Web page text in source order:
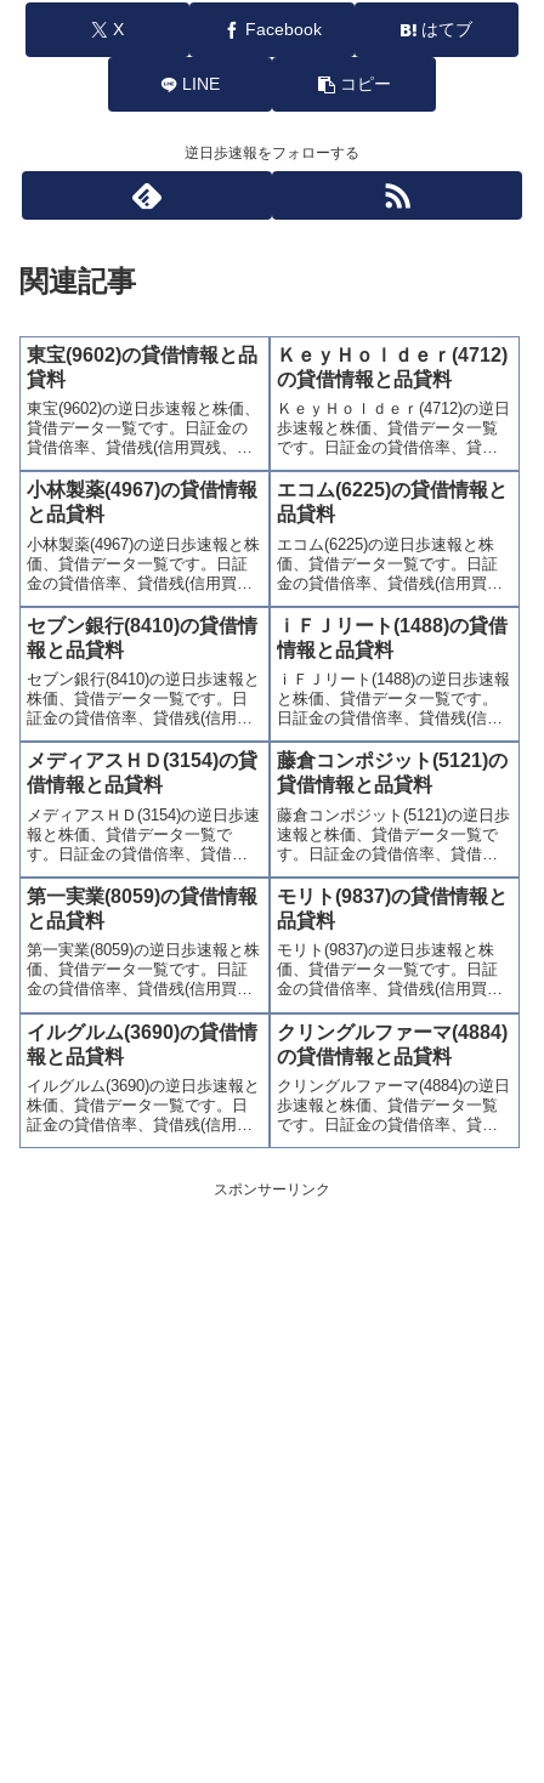
X Facebook はてブ
LINE コピー
逆日歩速報をフォローする
関連記事
東宝(9602)の貸借情報と品
貸料
東宝(9602)の逆日歩速報と株価、
貸借データ一覧です。日証金の
貸借倍率、貸借残(信用買残、信
用売残)、品貸料(逆日歩)、東証
の週末残高、規制(注意喚起・申
込停止)など、空売り関連情報を
集計し、図解でわかりやすくま
とめて掲載しています。
ＫｅｙＨｏｌｄｅｒ(4712)
の貸借情報と品貸料
ＫｅｙＨｏｌｄｅｒ(4712)の逆日
歩速報と株価、貸借データ一覧
です。日証金の貸借倍率、貸借
残(信用買残、信用売残)、品貸料
(逆日歩)、東証の週末残高、規制
(注意喚起・申込停止)など、空売
り関連情報を集計し、図解でわ
かりやすくまとめて掲載してい
ます。
小林製薬(4967)の貸借情報
と品貸料
小林製薬(4967)の逆日歩速報と株
価、貸借データ一覧です。日証
金の貸借倍率、貸借残(信用買
残、信用売残)、品貸料(逆日
歩)、東証の週末残高、規制(注意
喚起・申込停止)など、空売り関
連情報を集計し、図解でわかり
やすくまとめて掲載していま
す。
エコム(6225)の貸借情報と
品貸料
エコム(6225)の逆日歩速報と株
価、貸借データ一覧です。日証
金の貸借倍率、貸借残(信用買
残、信用売残)、品貸料(逆日
歩)、東証の週末残高、規制(注意
喚起・申込停止)など、空売り関
連情報を集計し、図解でわかり
やすくまとめて掲載していま
す。
セブン銀行(8410)の貸借情
報と品貸料
セブン銀行(8410)の逆日歩速報と
株価、貸借データ一覧です。日
証金の貸借倍率、貸借残(信用買
残、信用売残)、品貸料(逆日
歩)、東証の週末残高、規制(注意
喚起・申込停止)など、空売り関
連情報を集計し、図解でわかり
やすくまとめて掲載していま
す。
ｉＦＪリート(1488)の貸借
情報と品貸料
ｉＦＪリート(1488)の逆日歩速報
と株価、貸借データ一覧です。
日証金の貸借倍率、貸借残(信用
買残、信用売残)、品貸料(逆日
歩)、東証の週末残高、規制(注意
喚起・申込停止)など、空売り関
連情報を集計し、図解でわかり
やすくまとめて掲載していま
す。
メディアスＨＤ(3154)の貸
借情報と品貸料
メディアスＨＤ(3154)の逆日歩速
報と株価、貸借データ一覧で
す。日証金の貸借倍率、貸借残
(信用買残、信用売残)、品貸料
(逆日歩)、東証の週末残高、規制
(注意喚起・申込停止)など、空売
り関連情報を集計し、図解でわ
かりやすくまとめて掲載してい
ます。
藤倉コンポジット(5121)の
貸借情報と品貸料
藤倉コンポジット(5121)の逆日歩
速報と株価、貸借データ一覧で
す。日証金の貸借倍率、貸借残
(信用買残、信用売残)、品貸料
(逆日歩)、東証の週末残高、規制
(注意喚起・申込停止)など、空売
り関連情報を集計し、図解でわ
かりやすくまとめて掲載してい
ます。
第一実業(8059)の貸借情報
と品貸料
第一実業(8059)の逆日歩速報と株
価、貸借データ一覧です。日証
金の貸借倍率、貸借残(信用買
残、信用売残)、品貸料(逆日
歩)、東証の週末残高、規制(注意
喚起・申込停止)など、空売り関
連情報を集計し、図解でわかり
やすくまとめて掲載していま
す。
モリト(9837)の貸借情報と
品貸料
モリト(9837)の逆日歩速報と株
価、貸借データ一覧です。日証
金の貸借倍率、貸借残(信用買
残、信用売残)、品貸料(逆日
歩)、東証の週末残高、規制(注意
喚起・申込停止)など、空売り関
連情報を集計し、図解でわかり
やすくまとめて掲載していま
す。
イルグルム(3690)の貸借情
報と品貸料
イルグルム(3690)の逆日歩速報と
株価、貸借データ一覧です。日
証金の貸借倍率、貸借残(信用買
残、信用売残)、品貸料(逆日
喚起・申込停止)など、空売り関
連情報を集計し、図解でわかり
クリングルファーマ(4884)
の貸借情報と品貸料
クリングルファーマ(4884)の逆日
歩速報と株価、貸借データ一覧
です。日証金の貸借倍率、貸借
残(信用買残、信用売残)、品貸料
(注意喚起・申込停止)など、空売
り関連情報を集計し、図解でわ
スポンサーリンク